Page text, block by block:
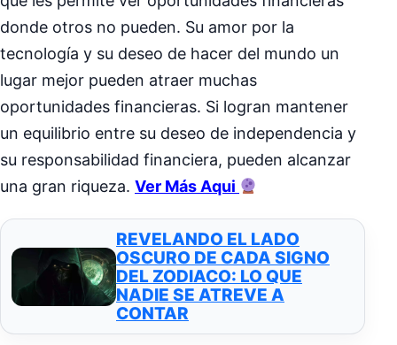
donde otros no pueden. Su amor por la
tecnología y su deseo de hacer del mundo un
lugar mejor pueden atraer muchas
oportunidades financieras. Si logran mantener
un equilibrio entre su deseo de independencia y
su responsabilidad financiera, pueden alcanzar
una gran riqueza. Ver Más Aqui
REVELANDO EL LADO
OSCURO DE CADA SIGNO
DEL ZODIACO: LO QUE
NADIE SE ATREVE A
CONTAR